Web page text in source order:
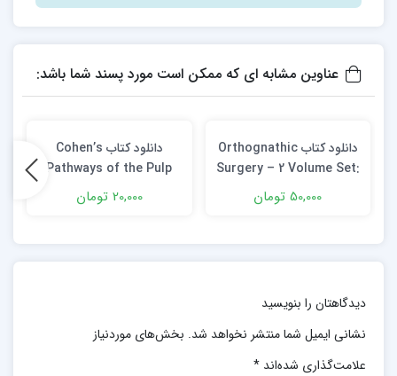
عناوین مشابه ای که ممکن است مورد پسند شما باشد:
دانلود کتاب Orthognathic
Surgery – 2 Volume Set:
Principles and Practice
+ Video
50,000 تومان
دانلود کتاب Cohen’s
Pathways of the Pulp
11th Edition + Video
20,000 تومان
دیدگاهتان را بنویسید
نشانی ایمیل شما منتشر نخواهد شد. بخش‌های موردنیاز
علامت‌گذاری شده‌اند *